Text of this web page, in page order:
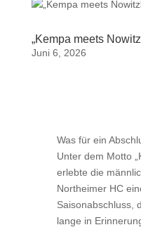
„Kempa meets
Juni 6, 2026
Was für ein
Unter dem Motto
erlebte die
Northeimer HC
Saisonabschluss,
lange in